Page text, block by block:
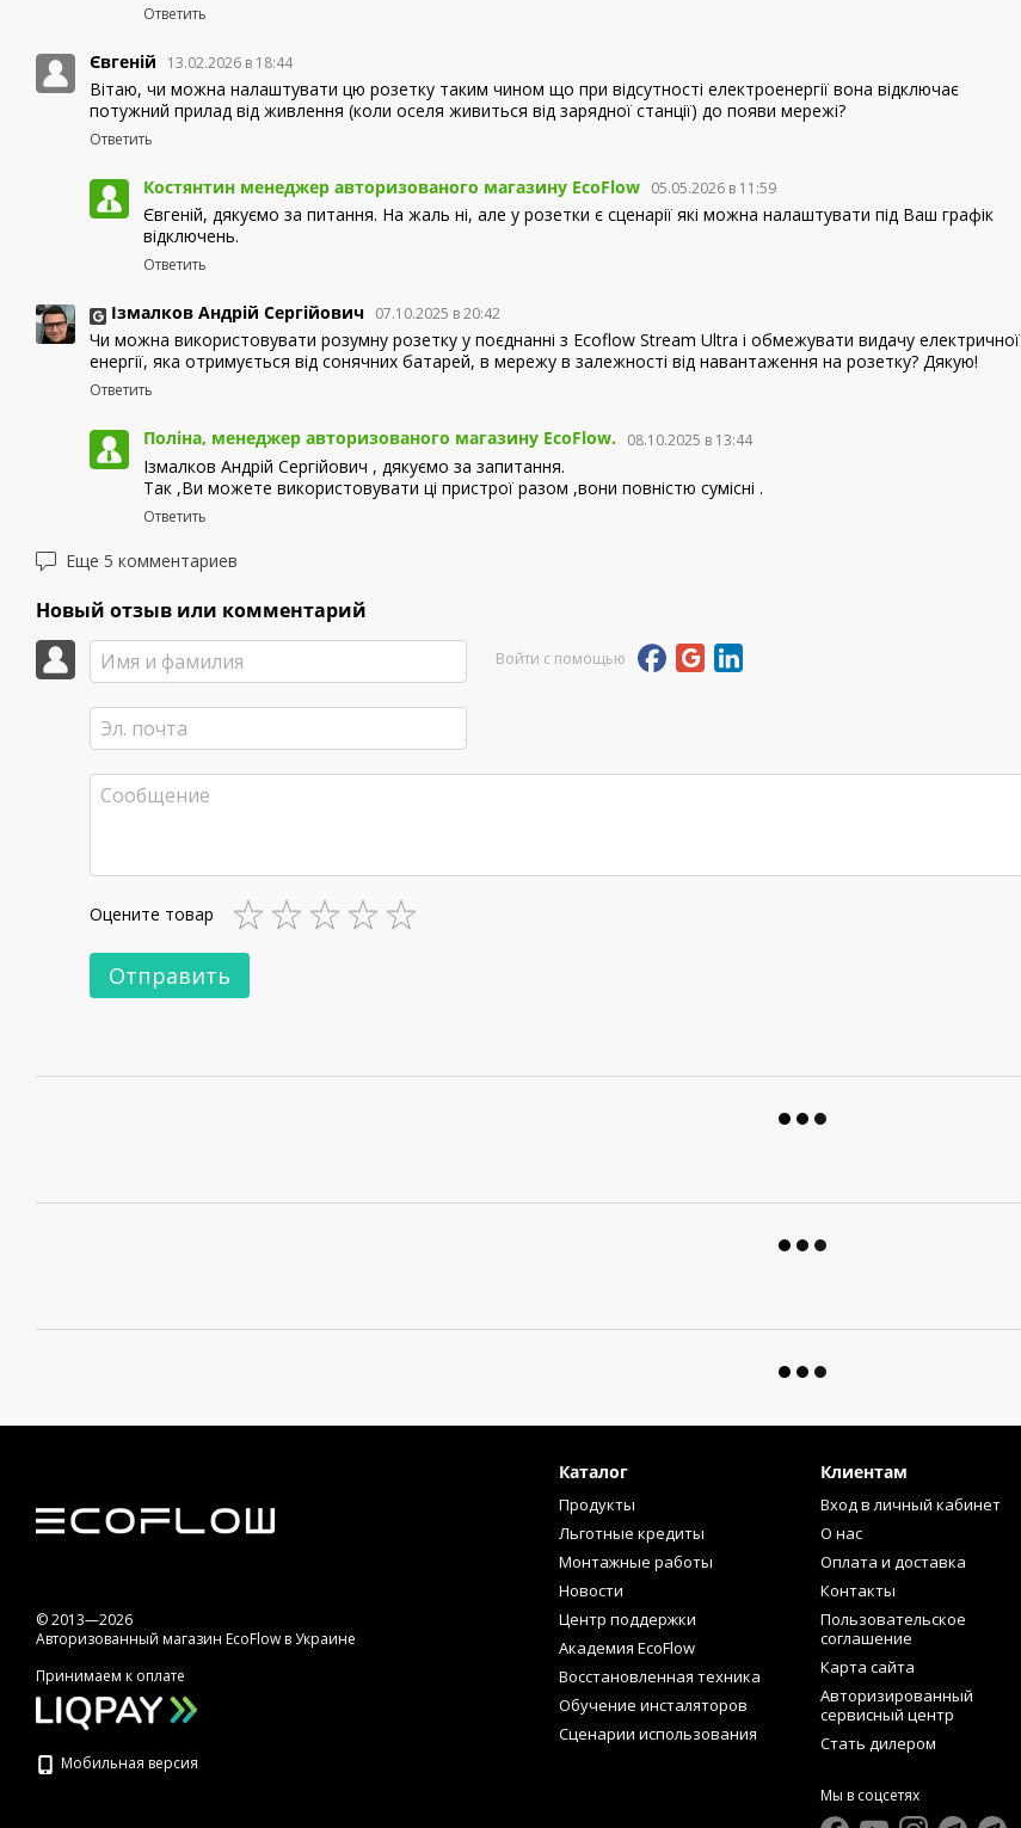
Ответить
Євгеній 13.02.2026 в 18:44
Вітаю, чи можна налаштувати цю розетку таким чином що при відсутності електроенергії вона відключає
потужний прилад від живлення (коли оселя живиться від зарядної станції) до появи мережі?
Ответить
Костянтин менеджер авторизованого магазину EcoFlow 05.05.2026 в 11:59
Євгеній, дякуємо за питання. На жаль ні, але у розетки є сценарії які можна налаштувати під Ваш графік
відключень.
Ответить
Ізмалков Андрій Сергійович 07.10.2025 в 20:42
Чи можна використовувати розумну розетку у поєднанні з Ecoflow Stream Ultra і обмежувати видачу електричної
енергії, яка отримується від сонячних батарей, в мережу в залежності від навантаження на розетку? Дякую!
Ответить
Поліна, менеджер авторизованого магазину EcoFlow. 08.10.2025 в 13:44
Ізмалков Андрій Сергійович , дякуємо за запитання.
Так ,Ви можете використовувати ці пристрої разом ,вони повністю сумісні .
Ответить
Еще 5 комментариев
Новый отзыв или комментарий
Войти с помощью
Оцените товар
Отправить
© 2013—2026
Авторизованный магазин EcoFlow в Украине
Принимаем к оплате
Мобильная версия
Каталог
Продукты
Льготные кредиты
Монтажные работы
Новости
Центр поддержки
Академия EcoFlow
Восстановленная техника
Обучение инсталяторов
Сценарии использования
Клиентам
Вход в личный кабинет
О нас
Оплата и доставка
Контакты
Пользовательское
соглашение
Карта сайта
Авторизированный
сервисный центр
Стать дилером
Мы в соцсетях